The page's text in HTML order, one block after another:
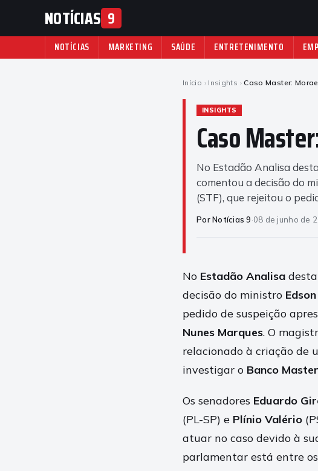
NOTÍCIAS 9
NOTÍCIAS MARKETING SAÚDE ENTRETENIMENTO
Início › Insights › Caso Master:
INSIGHTS
Caso
No Estadão Analisa
comentou a decisão do
(STF), que rejeitou o
Por Notícias 9·08 de junho de
No Estadão Analisa
decisão do ministro
pedido de suspeição
Nunes Marques. O
relacionado à criação de
investigar o Banco Master
Os senadores Eduardo
(PL-SP) e Plínio Valério
atuar no caso devido à
parlamentar está entre